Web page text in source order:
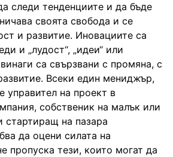
следи тенденциите и да бъде
своята свобода и се
и развитие. Иновациите са
и „лудост“, „идеи“ или
винаги са свързвани с промяна, с
Всеки един мениджър,
управител на проект в
собственик на малък или
стартиращ на пазара
да оцени силата на
пропуска тези, които могат да